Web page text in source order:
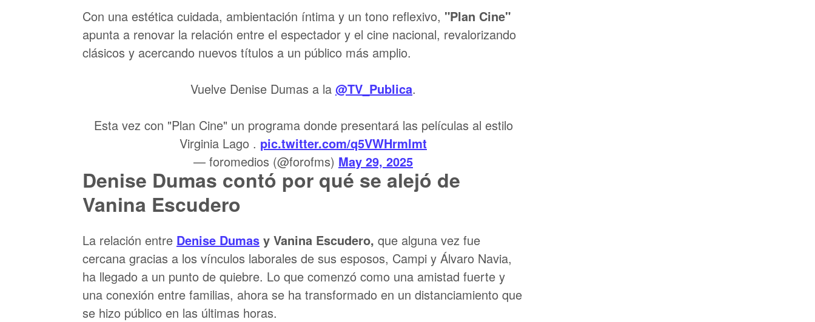
Con una estética cuidada, ambientación íntima y un tono reflexivo, "Plan Cine"
apunta a renovar la relación entre el espectador y el cine nacional, revalorizando
clásicos y acercando nuevos títulos a un público más amplio.
Vuelve Denise Dumas a la @TV_Publica.
Esta vez con "Plan Cine" un programa donde presentará las películas al estilo
Virginia Lago . pic.twitter.com/q5VWHrmlmt
— foromedios (@forofms) May 29, 2025
Denise Dumas contó por qué se alejó de
Vanina Escudero
La relación entre Denise Dumas y Vanina Escudero, que alguna vez fue
cercana gracias a los vínculos laborales de sus esposos, Campi y Álvaro Navia,
ha llegado a un punto de quiebre. Lo que comenzó como una amistad fuerte y
una conexión entre familias, ahora se ha transformado en un distanciamiento que
se hizo público en las últimas horas.